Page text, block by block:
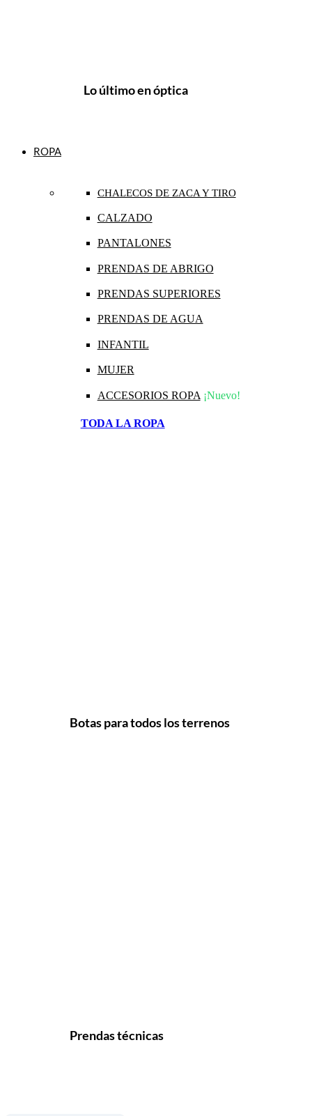
Lo último en óptica
ROPA
CHALECOS DE ZACA Y TIRO
CALZADO
PANTALONES
PRENDAS DE ABRIGO
PRENDAS SUPERIORES
PRENDAS DE AGUA
INFANTIL
MUJER
ACCESORIOS ROPA ¡Nuevo!
TODA LA ROPA
Botas para todos los terrenos
Prendas técnicas